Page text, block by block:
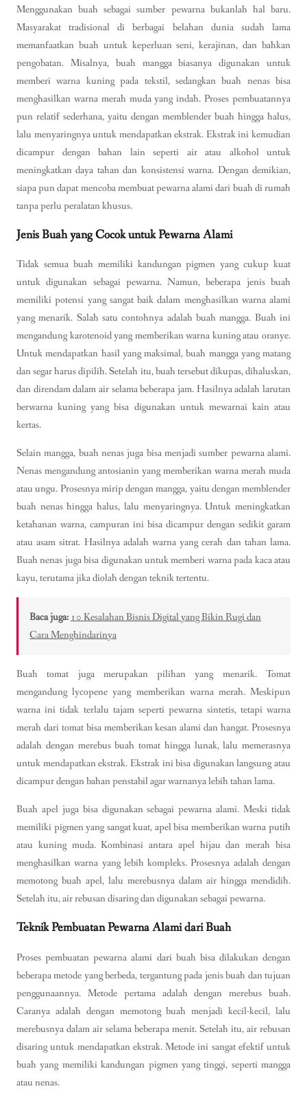
Menggunakan buah sebagai sumber pewarna bukanlah hal baru.
Masyarakat tradisional di berbagai belahan dunia sudah lama
memanfaatkan buah untuk keperluan seni, kerajinan, dan bahkan
pengobatan. Misalnya, buah mangga biasanya digunakan untuk
memberi warna kuning pada tekstil, sedangkan buah nenas bisa
menghasilkan warna merah muda yang indah. Proses pembuatannya
pun relatif sederhana, yaitu dengan memblender buah hingga halus,
lalu menyaringnya untuk mendapatkan ekstrak. Ekstrak ini kemudian
dicampur dengan bahan lain seperti air atau alkohol untuk
meningkatkan daya tahan dan konsistensi warna. Dengan demikian,
siapa pun dapat mencoba membuat pewarna alami dari buah di rumah
tanpa perlu peralatan khusus.
Jenis Buah yang Cocok untuk Pewarna Alami
Tidak semua buah memiliki kandungan pigmen yang cukup kuat
untuk digunakan sebagai pewarna. Namun, beberapa jenis buah
memiliki potensi yang sangat baik dalam menghasilkan warna alami
yang menarik. Salah satu contohnya adalah buah mangga. Buah ini
mengandung karotenoid yang memberikan warna kuning atau oranye.
Untuk mendapatkan hasil yang maksimal, buah mangga yang matang
dan segar harus dipilih. Setelah itu, buah tersebut dikupas, dihaluskan,
dan direndam dalam air selama beberapa jam. Hasilnya adalah larutan
berwarna kuning yang bisa digunakan untuk mewarnai kain atau
kertas.
Selain mangga, buah nenas juga bisa menjadi sumber pewarna alami.
Nenas mengandung antosianin yang memberikan warna merah muda
atau ungu. Prosesnya mirip dengan mangga, yaitu dengan memblender
buah nenas hingga halus, lalu menyaringnya. Untuk meningkatkan
ketahanan warna, campuran ini bisa dicampur dengan sedikit garam
atau asam sitrat. Hasilnya adalah warna yang cerah dan tahan lama.
Buah nenas juga bisa digunakan untuk memberi warna pada kaca atau
kayu, terutama jika diolah dengan teknik tertentu.
Baca juga:10 Kesalahan Bisnis Digital yang Bikin Rugi dan
Cara Menghindarinya
Buah tomat juga merupakan pilihan yang menarik. Tomat
mengandung lycopene yang memberikan warna merah. Meskipun
warna ini tidak terlalu tajam seperti pewarna sintetis, tetapi warna
merah dari tomat bisa memberikan kesan alami dan hangat. Prosesnya
adalah dengan merebus buah tomat hingga lunak, lalu memerasnya
untuk mendapatkan ekstrak. Ekstrak ini bisa digunakan langsung atau
dicampur dengan bahan penstabil agar warnanya lebih tahan lama.
Buah apel juga bisa digunakan sebagai pewarna alami. Meski tidak
memiliki pigmen yang sangat kuat, apel bisa memberikan warna putih
atau kuning muda. Kombinasi antara apel hijau dan merah bisa
menghasilkan warna yang lebih kompleks. Prosesnya adalah dengan
memotong buah apel, lalu merebusnya dalam air hingga mendidih.
Setelah itu, air rebusan disaring dan digunakan sebagai pewarna.
Teknik Pembuatan Pewarna Alami dari Buah
Proses pembuatan pewarna alami dari buah bisa dilakukan dengan
beberapa metode yang berbeda, tergantung pada jenis buah dan tujuan
penggunaannya. Metode pertama adalah dengan merebus buah.
Caranya adalah dengan memotong buah menjadi kecil-kecil, lalu
merebusnya dalam air selama beberapa menit. Setelah itu, air rebusan
disaring untuk mendapatkan ekstrak. Metode ini sangat efektif untuk
buah yang memiliki kandungan pigmen yang tinggi, seperti mangga
atau nenas.